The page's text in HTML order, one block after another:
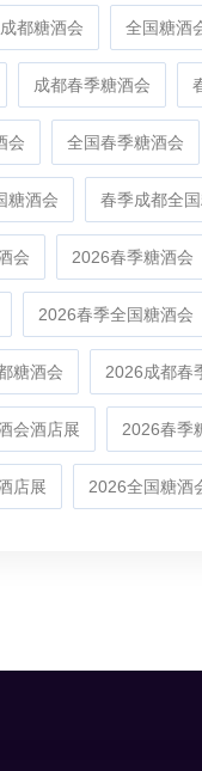
成都糖酒会 全国糖酒
成都春季糖酒会
会 全国春季糖酒会
糖酒会 春季成都全
会 2026春季糖酒会
2026春季全国糖酒会
糖酒会 2026成都春
会酒店展 2026春季
店展 2026全国糖酒